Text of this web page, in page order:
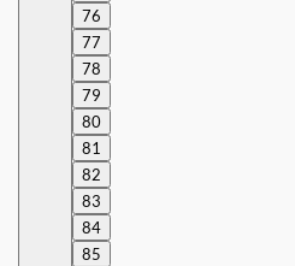
76
77
78
79
80
81
82
83
84
85